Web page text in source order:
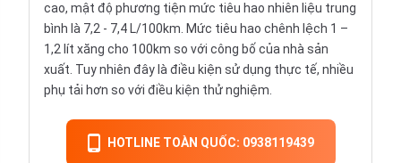
cao, mật độ phương tiện mức tiêu hao nhiên liệu trung
bình là 7,2 - 7,4 L/100km. Mức tiêu hao chênh lệch 1 –
1,2 lít xăng cho 100km so với công bố của nhà sản
xuất. Tuy nhiên đây là điều kiện sử dụng thực tế, nhiều
phụ tải hơn so với điều kiện thử nghiệm.
HOTLINE TOÀN QUỐC: 0938119439